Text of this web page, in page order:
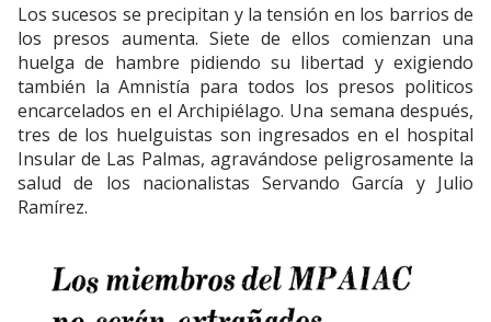
Los sucesos se precipitan y la tensión en los barrios de
los presos aumenta. Siete de ellos comienzan una
huelga de hambre pidiendo su libertad y exigiendo
también la Amnistía para todos los presos politicos
encarcelados en el Archipiélago. Una semana después,
tres de los huelguistas son ingresados en el hospital
Insular de Las Palmas, agravándose peligrosamente la
salud de los nacionalistas Servando García y Julio
Ramírez.